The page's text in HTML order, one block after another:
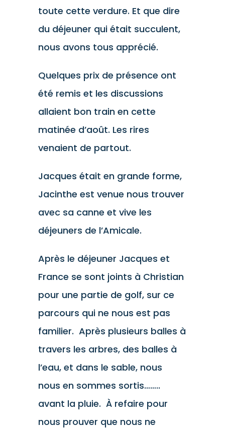
toute cette verdure. Et que dire
du déjeuner qui était succulent,
nous avons tous apprécié.
Quelques prix de présence ont
été remis et les discussions
allaient bon train en cette
matinée d’août. Les rires
venaient de partout.
Jacques était en grande forme,
Jacinthe est venue nous trouver
avec sa canne et vive les
déjeuners de l’Amicale.
Après le déjeuner Jacques et
France se sont joints à Christian
pour une partie de golf, sur ce
parcours qui ne nous est pas
familier. Après plusieurs balles à
travers les arbres, des balles à
l’eau, et dans le sable, nous
nous en sommes sortis……..
avant la pluie. À refaire pour
nous prouver que nous ne